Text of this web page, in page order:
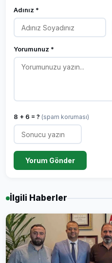
Adınız *
Yorumunuz *
8 + 6 = ? (spam koruması)
Yorum Gönder
İlgili Haberler